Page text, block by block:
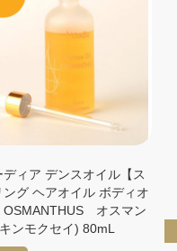
ディア デンスオイル【ス
ング ヘアオイル ボディオ
OSMANTHUS オスマン
ンモクセイ) 80mL